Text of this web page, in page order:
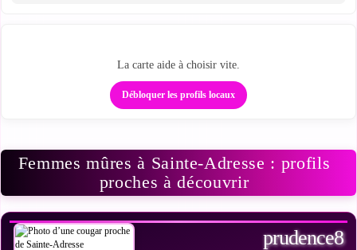
La carte aide à choisir vite.
Débloquer les profils locaux
Femmes mûres à Sainte-Adresse : profils
proches à découvrir
VOIR LES PHOTOS
prudence8